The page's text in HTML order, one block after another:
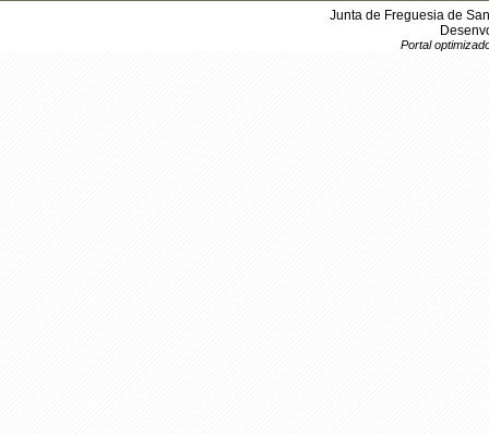
Junta de Freguesia de
Portal